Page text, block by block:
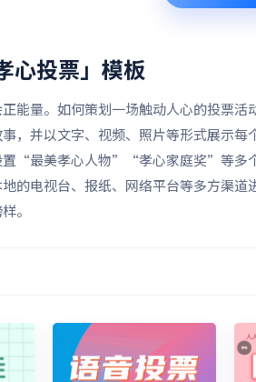
投票」 模板
能量。如何策划一场触动人心的投票
，并以文字、视频、照片等形式展
“最美孝心人物”“孝心家庭奖”等多
电视台、报纸、网络平台等多方渠
。